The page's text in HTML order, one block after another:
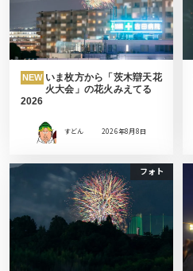
NEW いま枚方から「茨木辯天花
火大会」の花火みえてる
2026
すどん 2026年8月8日
フォト